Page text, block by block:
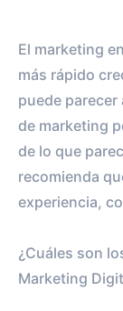
El marketing
más rápido
puede
de marketing
de lo que
recomienda
experiencia,
¿Cuáles son
Marketing